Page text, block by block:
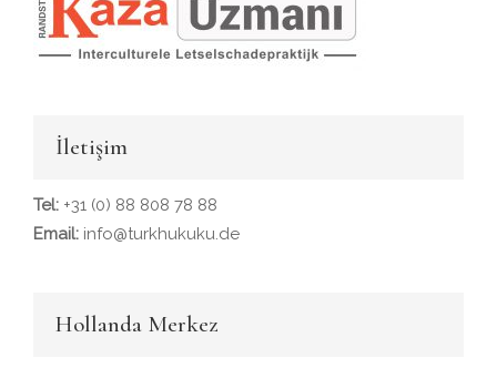
İletişim
Tel: +31 (0) 88 808 78 88
Email: info@turkhukuku.de
Hollanda Merkez